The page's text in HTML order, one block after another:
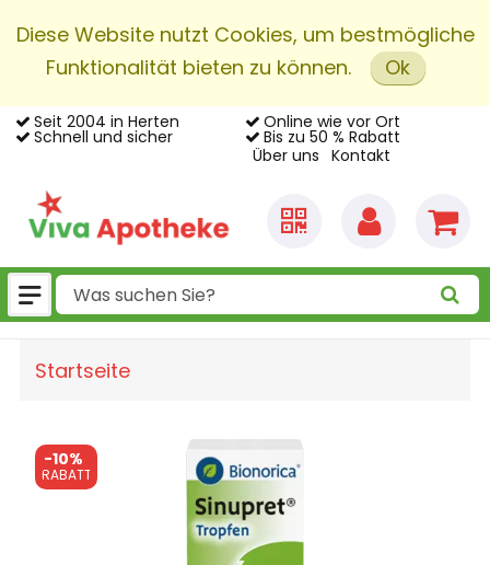
Diese Website nutzt Cookies, um bestmögliche
Funktionalität bieten zu können.
Ok
Seit 2004 in Herten Online wie vor Ort
Schnell und sicher
Bis zu 50 % Rabatt
Über uns Kontakt
Startseite
-10%
RABATT